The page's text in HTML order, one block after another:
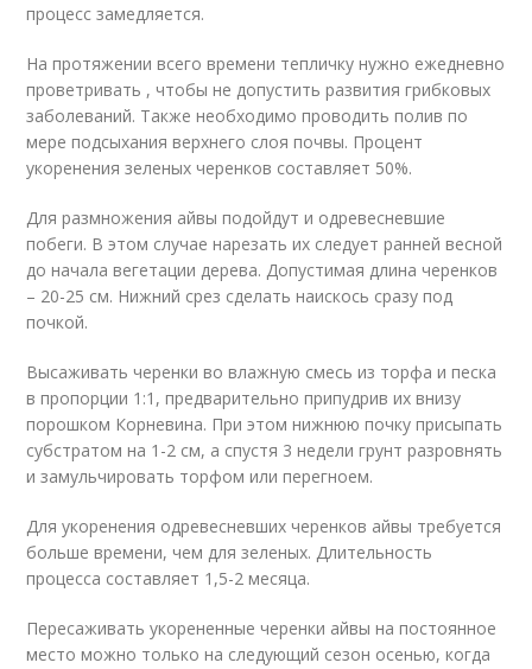
процесс замедляется.
На протяжении всего времени тепличку нужно ежедневно
проветривать , чтобы не допустить развития грибковых
заболеваний. Также необходимо проводить полив по
мере подсыхания верхнего слоя почвы. Процент
укоренения зеленых черенков составляет 50%.
Для размножения айвы подойдут и одревесневшие
побеги. В этом случае нарезать их следует ранней весной
до начала вегетации дерева. Допустимая длина черенков
– 20-25 см. Нижний срез сделать наискось сразу под
почкой.
Высаживать черенки во влажную смесь из торфа и песка
в пропорции 1:1, предварительно припудрив их внизу
порошком Корневина. При этом нижнюю почку присыпать
субстратом на 1-2 см, а спустя 3 недели грунт разровнять
и замульчировать торфом или перегноем.
Для укоренения одревесневших черенков айвы требуется
больше времени, чем для зеленых. Длительность
процесса составляет 1,5-2 месяца.
Пересаживать укорененные черенки айвы на постоянное
место можно только на следующий сезон осенью, когда